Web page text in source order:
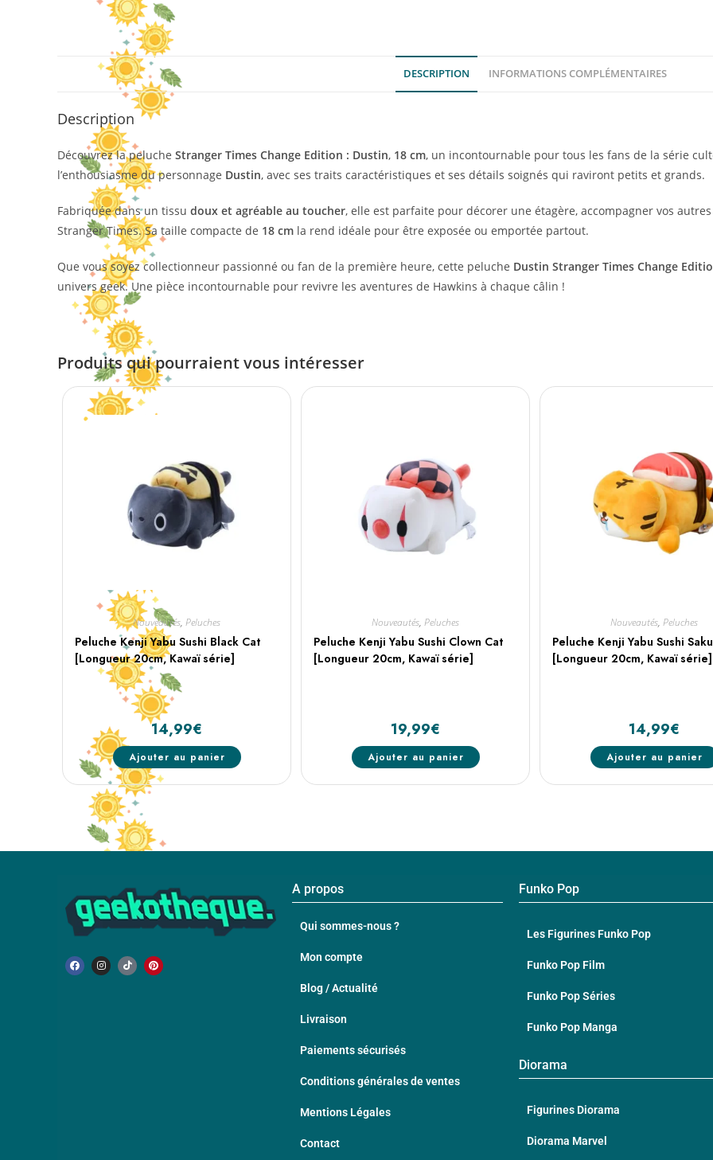
DESCRIPTION INFORMATIONS COMPLÉMENTAIRES
Description
Découvrez la peluche Stranger Times Change Edition : Dustin, 18 cm, un incontournable pour tous les fans de la série
l’enthousiasme du personnage Dustin, avec ses traits caractéristiques et ses détails soignés qui raviront petits et grands.
Fabriquée dans un tissu doux et agréable au toucher, elle est parfaite pour décorer une étagère, accompagner vos
Stranger Times. Sa taille compacte de 18 cm la rend idéale pour être exposée ou emportée partout.
Que vous soyez collectionneur passionné ou fan de la première heure, cette peluche Dustin Stranger Times Change
univers geek. Une pièce incontournable pour revivre les aventures de Hawkins à chaque câlin !
Produits qui pourraient vous intéresser
Nouveautés, Peluches
Peluche Kenji Yabu Sushi Black Cat
[Longueur 20cm, Kawaï série]
14,99€
Ajouter au panier
Nouveautés, Peluches
Peluche Kenji Yabu Sushi Clown Cat
[Longueur 20cm, Kawaï série]
19,99€
Ajouter au panier
Nouveautés, Peluches
Peluche Kenji Yabu Sushi
[Longueur 20cm, Kawaï série]
14,99€
Ajouter au panier
A propos
Qui sommes-nous ?
Mon compte
Blog / Actualité
Livraison
Paiements sécurisés
Conditions générales de ventes
Mentions Légales
Contact
Funko Pop
Les Figurines Funko Pop
Funko Pop Film
Funko Pop Séries
Funko Pop Manga
Diorama
Figurines Diorama
Diorama Marvel